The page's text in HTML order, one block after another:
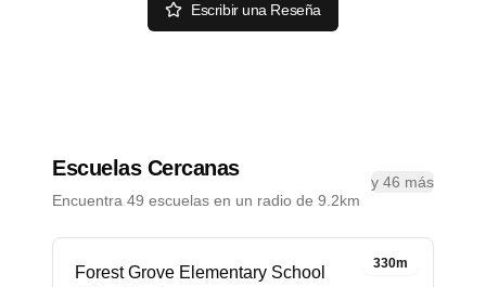
Escribir una Reseña
Escuelas Cercanas
Encuentra 49 escuelas en un radio de 9.2km
y 46 más
330m
Forest Grove Elementary School